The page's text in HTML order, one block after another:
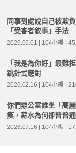
同事到處說自己被欺
「受害者敘事」手法
2026.06.01 | 104小編 |
「我是為你好」最難
跳針式應對
2026.02.16 | 104小編 |
你們辦公室誰坐「高
瘓，薪水為何卻普普通
2026.07.16 | 104小編 |